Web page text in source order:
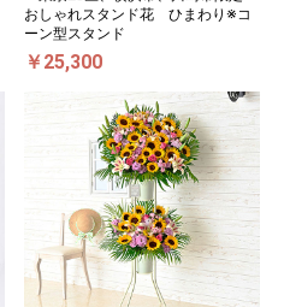
おしゃれスタンド花 ひまわり※コ
ーン型スタンド
￥25,300